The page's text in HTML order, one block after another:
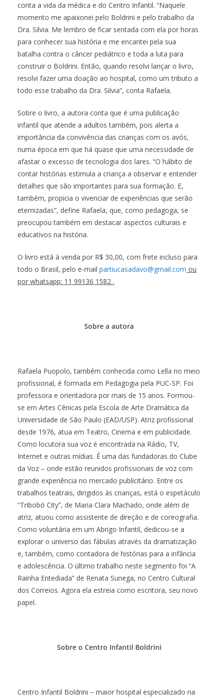
conta a vida da médica e do Centro Infantil. “Naquele
momento me apaixonei pelo Boldrini e pelo trabalho da
Dra. Silvia. Me lembro de ficar sentada com ela por horas
para conhecer sua história e me encantei pela sua
batalha contra o câncer pediátrico e toda a luta para
construir o Boldrini. Então, quando resolvi lançar o livro,
resolvi fazer uma doação ao hospital, como um tributo a
todo esse trabalho da Dra. Silvia”, conta Rafaela.
Sobre o livro, a autora conta que é uma publicação
infantil que atende a adultos também, pois alerta a
importância da convivência das crianças com os avós,
numa época em que há quase que uma necessidade de
afastar o excesso de tecnologia dos lares. “O hábito de
contar histórias estimula a criança a observar e entender
detalhes que são importantes para sua formação. E,
também, propicia o vivenciar de experiências que serão
eternizadas”, define Rafaela, que, como pedagoga, se
preocupou também em destacar aspectos culturais e
educativos na história.
O livro está à venda por R$ 30,00, com frete incluso para
todo o Brasil, pelo e-mail partiucasadavo@gmail.com ou
por whatsapp: 11 99136 1582 .
Sobre a autora
Rafaela Puopolo, também conhecida como Lella no meio
profissional, é formada em Pedagogia pela PUC-SP. Foi
professora e orientadora por mais de 15 anos. Formou-
se em Artes Cênicas pela Escola de Arte Dramática da
Universidade de São Paulo (EAD/USP). Atriz profissional
desde 1976, atua em Teatro, Cinema e em publicidade.
Como locutora sua voz é encontrada na Rádio, TV,
Internet e outras mídias. É uma das fundadoras do Clube
da Voz – onde estão reunidos profissionais de voz com
grande experiência no mercado publicitário. Entre os
trabalhos teatrais, dirigidos às crianças, está o espetáculo
“Tribobó City”, de Maria Clara Machado, onde além de
atriz, atuou como assistente de direção e de coreografia.
Como voluntária em um Abrigo Infantil, dedicou-se a
explorar o universo das fábulas através da dramatização
e, também, como contadora de histórias para a infância
e adolescência. O último trabalho neste segmento foi “A
Rainha Entediada” de Renata Sunega, no Centro Cultural
dos Correios. Agora ela estreia como escritora, seu novo
papel.
Sobre o Centro Infantil Boldrini
Centro Infantil Boldrini − maior hospital especializado na